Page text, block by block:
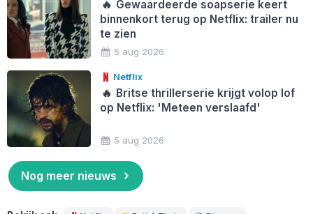
🔥 Gewaardeerde soapserie keert
binnenkort terug op Netflix: trailer nu
te zien
5 aug 2026
Netflix
🔥 Britse thrillerserie krijgt volop lof
op Netflix: 'Meteen verslaafd'
5 aug 2026
Nog meer nieuws